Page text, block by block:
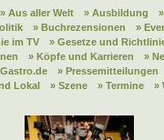
» Aus aller Welt » Ausbildung
» Buchrezensionen
»
im TV
» Gesetze und
» Köpfe und Karrieren
»
» Pressemitteilungen
Lokal
» Szene » Termine »